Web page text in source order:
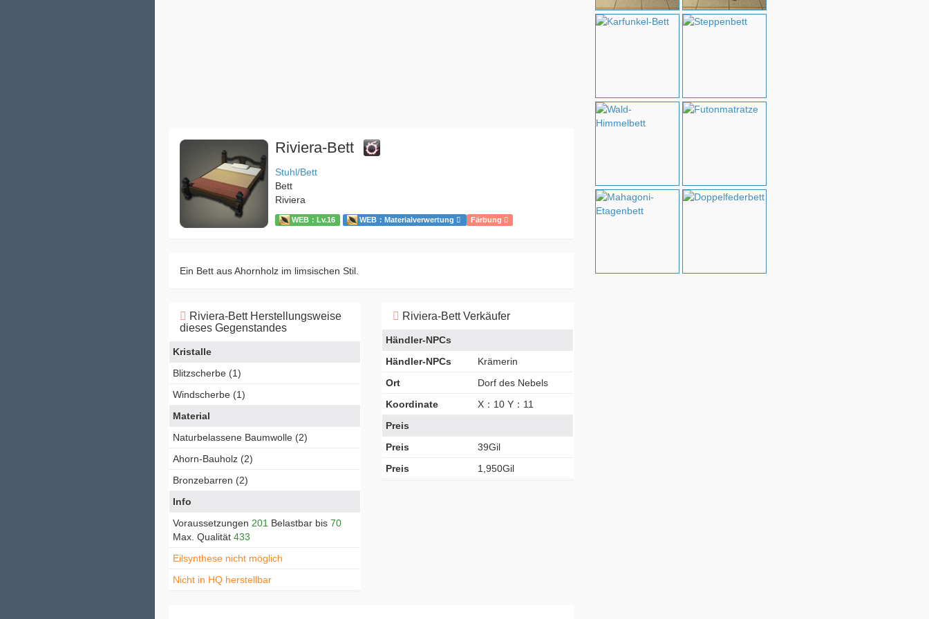
Riviera-Bett
Stuhl/Bett
Bett
Riviera
WEB：Lv.16 WEB：Materialverwertung Färbung
Ein Bett aus Ahornholz im limsischen Stil.
Riviera-Bett Herstellungsweise
dieses Gegenstandes
Kristalle
Blitzscherbe (1)
Windscherbe (1)
Material
Naturbelassene Baumwolle (2)
Ahorn-Bauholz (2)
Bronzebarren (2)
Info
Voraussetzungen 201 Belastbar bis 70
Max. Qualität 433
Eilsynthese nicht möglich
Nicht in HQ herstellbar
Riviera-Bett Verkäufer
Händler-NPCs
Händler-NPCs
Krämerin
Ort
Dorf des Nebels
Koordinate
X：10 Y：11
Preis
Preis
39Gil
Preis
1,950Gil